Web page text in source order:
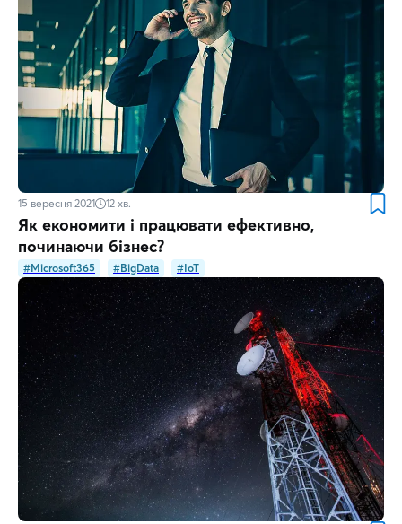
15 вересня 2021 12 хв.
Як економити і працювати ефективно,
починаючи бізнес?
#Microsoft365 #BigData #IoT